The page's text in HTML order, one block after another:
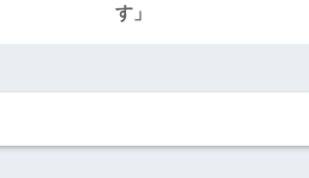
す」